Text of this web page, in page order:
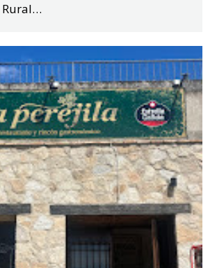
Rural…